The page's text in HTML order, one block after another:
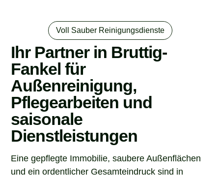
Voll Sauber Reinigungsdienste
Ihr Partner in Bruttig-
Fankel für
Außenreinigung,
Pflegearbeiten und
saisonale
Dienstleistungen
Eine gepflegte Immobilie, saubere Außenflächen
und ein ordentlicher Gesamteindruck sind in